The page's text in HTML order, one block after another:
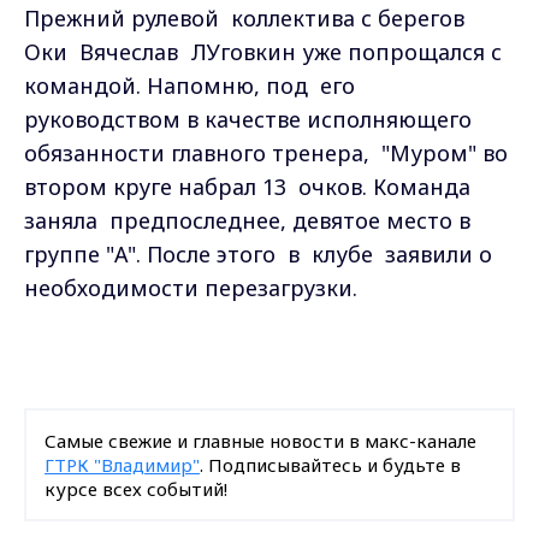
Прежний рулевой коллектива с берегов
Оки Вячеслав ЛУговкин уже попрощался с
командой. Напомню, под его
руководством в качестве исполняющего
обязанности главного тренера, "Муром" во
втором круге набрал 13 очков. Команда
заняла предпоследнее, девятое место в
группе "А". После этого в клубе заявили о
необходимости перезагрузки.
Самые свежие и главные новости в макс-канале
ГТРК "Владимир". Подписывайтесь и будьте в
курсе всех событий!